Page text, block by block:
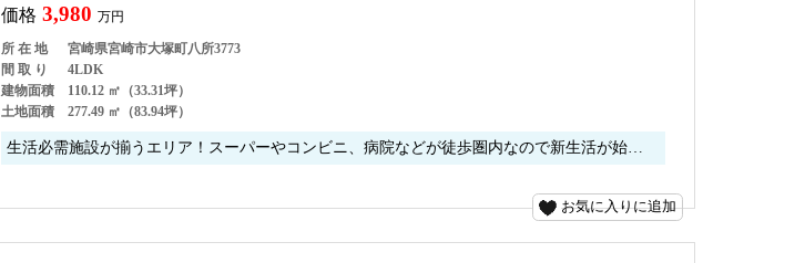
価格 3,980 万円
所 在 地
宮崎県宮崎市大塚町八所3773
間 取 り
4LDK
建物面積
110.12 ㎡（33.31坪）
土地面積
277.49 ㎡（83.94坪）
生活必需施設が揃うエリア！スーパーやコンビニ、病院などが徒歩圏内なので新生活が始…
お気に入りに追加